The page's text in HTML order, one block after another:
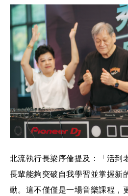
北流執行長梁序倫提及：「活到
長輩能夠突破自我學習並掌握新
動。這不僅僅是一場音樂課程，